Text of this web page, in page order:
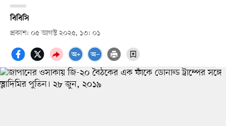
বিবিসি
প্রকাশ: ০৫ আগস্ট ২০২৫, ১৩: ০১